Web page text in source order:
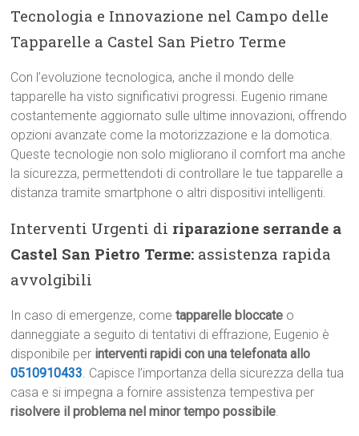
Tecnologia e Innovazione nel Campo delle
Tapparelle a Castel San Pietro Terme
Con l’evoluzione tecnologica, anche il mondo delle
tapparelle ha visto significativi progressi. Eugenio rimane
costantemente aggiornato sulle ultime innovazioni, offrendo
opzioni avanzate come la motorizzazione e la domotica.
Queste tecnologie non solo migliorano il comfort ma anche
la sicurezza, permettendoti di controllare le tue tapparelle a
distanza tramite smartphone o altri dispositivi intelligenti.
Interventi Urgenti di riparazione serrande a
Castel San Pietro Terme: assistenza rapida
avvolgibili
In caso di emergenze, cometapparelle bloccate o
danneggiate a seguito di tentativi di effrazione, Eugenio è
disponibile per interventi rapidi con una telefonata allo
0510910433. Capisce l’importanza della sicurezza della tua
casa e si impegna a fornire assistenza tempestiva per
risolvere il problema nel minor tempo possibile.